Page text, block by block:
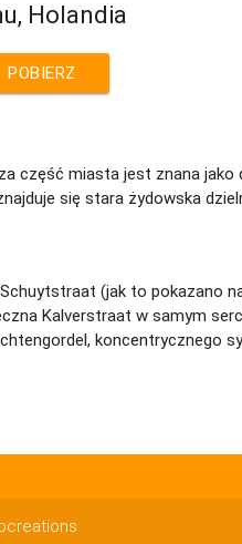
Holandia
POBIERZ
część miasta jest znana
się stara żydowska
(jak to pokazano
Kalverstraat w samym
koncentrycznego